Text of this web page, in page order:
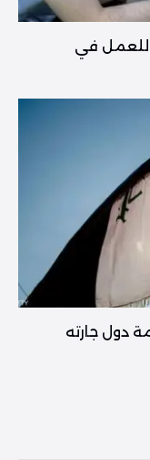
51 فلسطينيًا للعمل في
دول جارته